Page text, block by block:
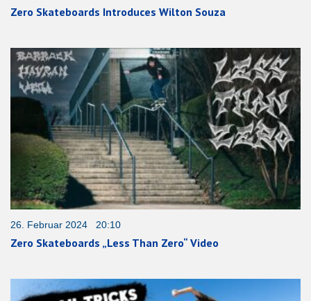
Zero Skateboards Introduces Wilton Souza
26. Februar 2024 20:10
Zero Skateboards „Less Than Zero“ Video